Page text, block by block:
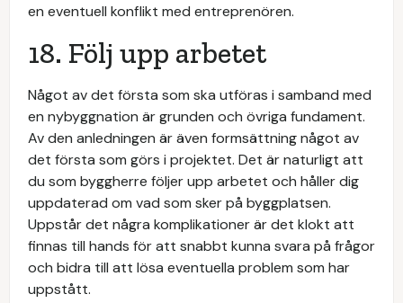
en eventuell konflikt med entreprenören.
18. Följ upp arbetet
Något av det första som ska utföras i samband med
en nybyggnation är grunden och övriga fundament.
Av den anledningen är även formsättning något av
det första som görs i projektet. Det är naturligt att
du som byggherre följer upp arbetet och håller dig
uppdaterad om vad som sker på byggplatsen.
Uppstår det några komplikationer är det klokt att
finnas till hands för att snabbt kunna svara på frågor
och bidra till att lösa eventuella problem som har
uppstått.